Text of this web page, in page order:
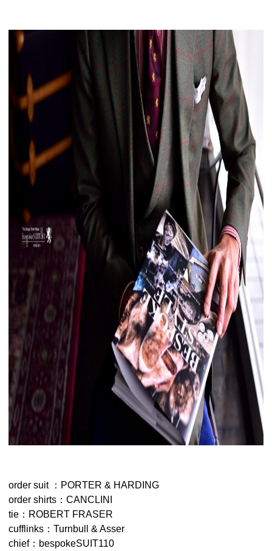
order suit ：PORTER & HARDING
order shirts：CANCLINI
tie：ROBERT FRASER
cufflinks：Turnbull & Asser
chief：bespokeSUIT110